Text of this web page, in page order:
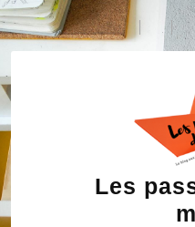
Skip
to
Les